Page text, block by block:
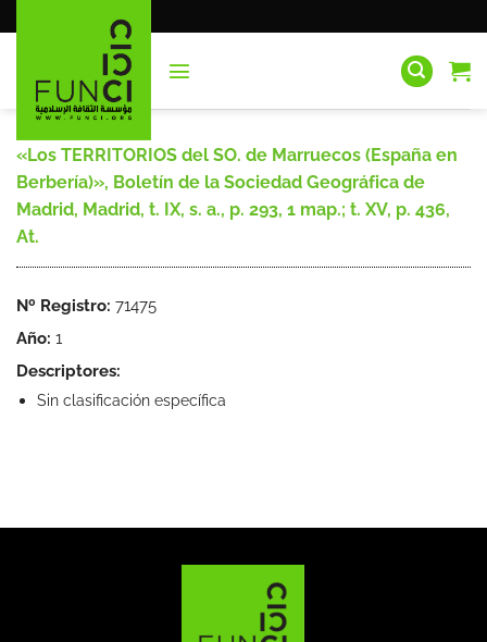
al
«Los TERRITORIOS del SO. de Marruecos (España en
Berbería)», Boletín de la Sociedad Geográfica de
Madrid, Madrid, t. IX, s. a., p. 293, 1 map.; t. XV, p. 436,
At.
Nº Registro: 71475
Año: 1
Descriptores:
Sin clasificación específica